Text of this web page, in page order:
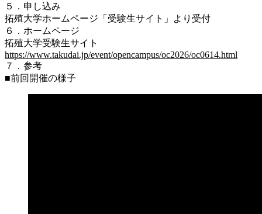
５．申し込み
拓殖大学ホームページ「受験生サイト」より受付
６．ホームページ
拓殖大学受験生サイト
https://www.takudai.jp/event/opencampus/oc2026/oc0614.html
７．参考
■前回開催の様子